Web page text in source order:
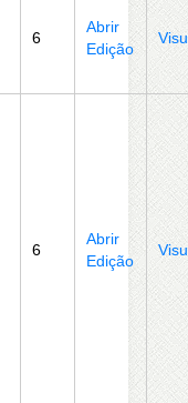
6
Abrir
Edição
6
Abrir
Edição